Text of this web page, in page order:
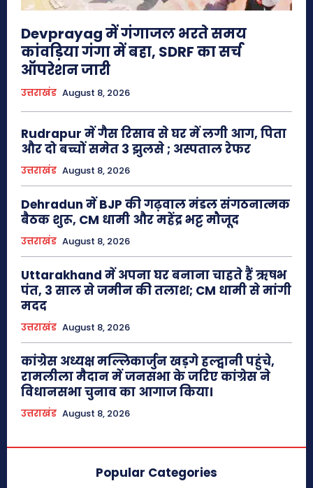
Devprayag में गंगाजल भरते समय
कांवड़िया गंगा में बहा, SDRF का सर्च
ऑपरेशन जारी
उत्तराखंड August 8, 2026
Rudrapur में गैस रिसाव से घर में लगी आग, पिता
और दो बच्चों समेत 3 झुलसे ; अस्पताल रेफर
उत्तराखंड August 8, 2026
Dehradun में BJP की गढ़वाल मंडल संगठनात्मक
बैठक शुरू, CM धामी और महेंद्र भट्ट मौजूद
उत्तराखंड August 8, 2026
Uttarakhand में अपना घर बनाना चाहते हैं ऋषभ
पंत, 3 साल से जमीन की तलाश; CM धामी से मांगी
मदद
उत्तराखंड August 8, 2026
कांग्रेस अध्यक्ष मल्लिकार्जुन खड़गे हल्द्वानी पहुंचे,
रामलीला मैदान में जनसभा के जरिए कांग्रेस ने
विधानसभा चुनाव का आगाज किया।
उत्तराखंड August 8, 2026
Popular Categories